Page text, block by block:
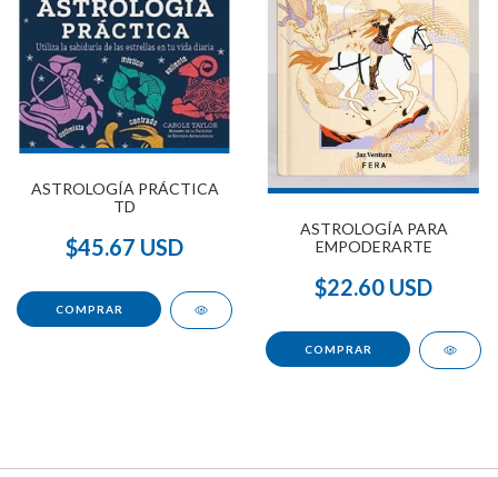
ASTROLOGÍA PRÁCTICA
TD
$45.67 USD
ASTROLOGÍA PARA
EMPODERARTE
$22.60 USD